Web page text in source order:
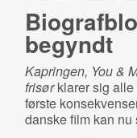
begyndt
Kapringen, You &
frisørklarer sig alle
første
danske film kan nu